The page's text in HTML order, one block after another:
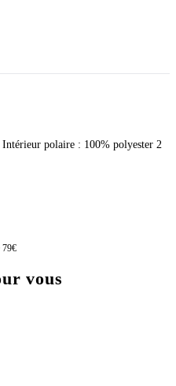
polaire : 100% polyester 2
79€
vous